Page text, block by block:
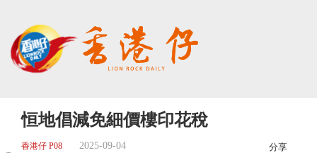
恒地倡減免細價樓印花稅
香港仔 P08 2025-09-04 分享